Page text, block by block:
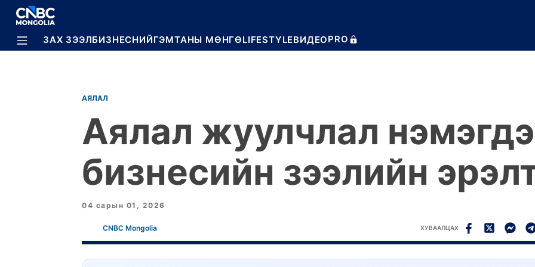
BREAKING
ЗАХ ЗЭЭЛБИЗНЕСНИЙГЭМТАНЫ МӨНГӨLIFESTYLEВИДЕОPRO
АЯЛАЛ
Аялал жуулчлал
бизнесийн зээлийн
04 сарын 01, 2026
CNBC Mongolia ХУВААЛЦАХ